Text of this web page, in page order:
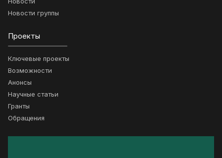
Новости группы
Проекты
Ключевые проекты
Возможности
Анонсы
Научные статьи
Гранты
Обращения